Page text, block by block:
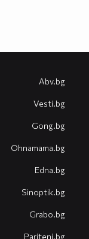
Abv.bg
Vesti.bg
Gong.bg
Оhnamama.bg
Edna.bg
Sinoptik.bg
Grabo.bg
Pariteni.bg